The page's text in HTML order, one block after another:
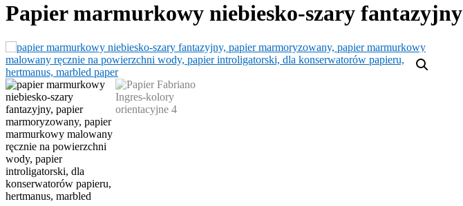
Papier marmurkowy niebiesko-szary fantazyjny